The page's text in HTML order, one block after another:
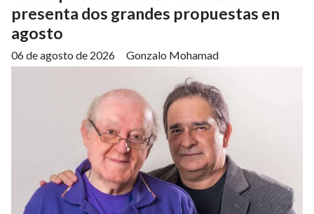
presenta dos grandes propuestas en
agosto
Gonzalo Mohamad
06 de agosto de 2026